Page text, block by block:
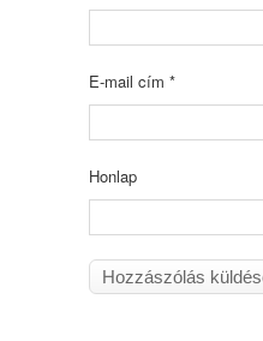
E-mail cím *
Honlap